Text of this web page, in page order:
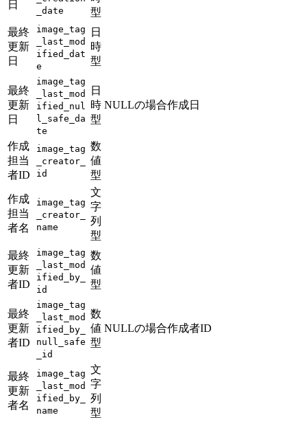
日
_date
型
最終
更新
日
image_tag
_last_mod
ified_dat
e
日
時
型
最終
更新
日
image_tag
_last_mod
ified_nul
l_safe_da
te
日
時
型
NULLの場合作成日
作成
担当
者ID
image_tag
_creator_
id
数
値
型
作成
担当
者名
image_tag
_creator_
name
文
字
列
型
最終
更新
者ID
image_tag
_last_mod
ified_by_
id
数
値
型
最終
更新
者ID
image_tag
_last_mod
ified_by_
null_safe
_id
数
値
型
NULLの場合作成者ID
最終
更新
者名
image_tag
_last_mod
ified_by_
name
文
字
列
型